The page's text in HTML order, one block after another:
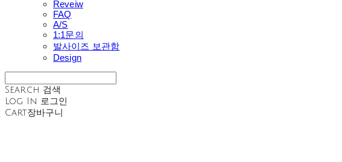
Reveiw
FAQ
A/S
1:1문의
발사이즈 보관함
Design
Search 검색
Log In 로그인
Cart장바구니